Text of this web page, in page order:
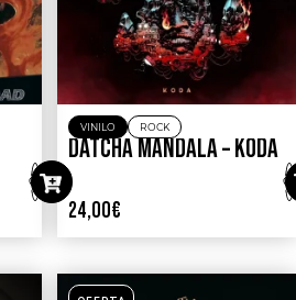
VINILO ROCK
DÄTCHA MANDALA – KODA
24,00€